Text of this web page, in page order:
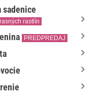
sadenice
rastlín
PREDPREDAJ